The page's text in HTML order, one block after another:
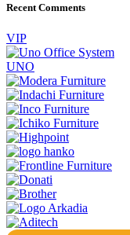
Recent Comments
VIP
UNO